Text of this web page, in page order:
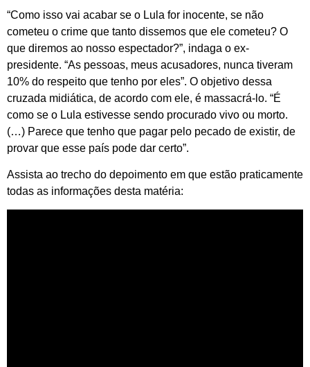
“Como isso vai acabar se o Lula for inocente, se não
cometeu o crime que tanto dissemos que ele cometeu? O
que diremos ao nosso espectador?”, indaga o ex-
presidente. “As pessoas, meus acusadores, nunca tiveram
10% do respeito que tenho por eles”. O objetivo dessa
cruzada midiática, de acordo com ele, é massacrá-lo. “É
como se o Lula estivesse sendo procurado vivo ou morto.
(…) Parece que tenho que pagar pelo pecado de existir, de
provar que esse país pode dar certo”.
Assista ao trecho do depoimento em que estão praticamente
todas as informações desta matéria: